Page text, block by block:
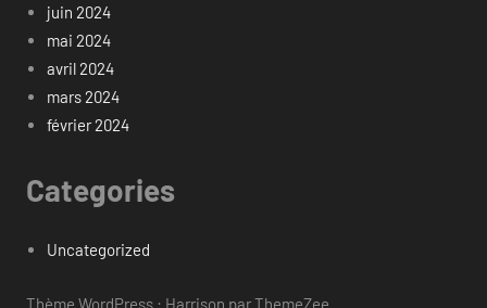
juin 2024
mai 2024
avril 2024
mars 2024
février 2024
Categories
Uncategorized
Thème WordPress : Harrison par ThemeZee.